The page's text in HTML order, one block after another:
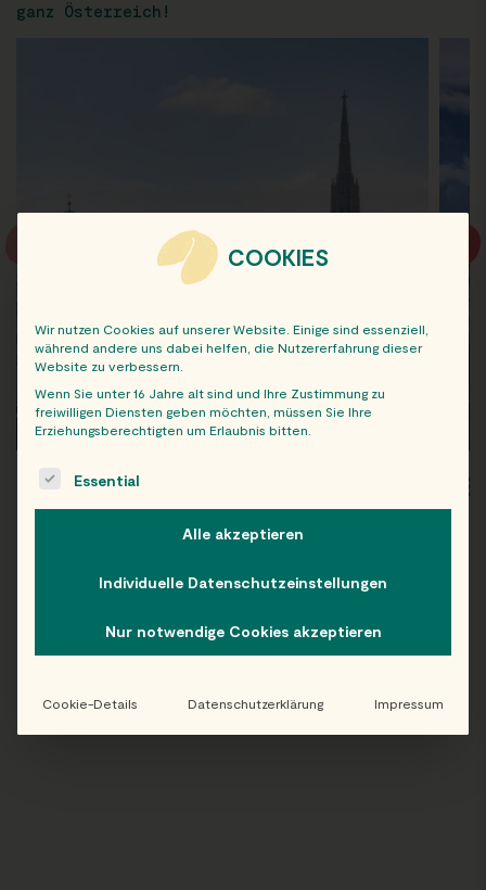
ganz Österreich!
WIEN
Folge uns auf Instagram!
COOKIES
Wir nutzen Cookies auf unserer Website. Einige sind essenziell,
während andere uns dabei helfen, die Nutzererfahrung dieser
Website zu verbessern.
Wenn Sie unter 16 Jahre alt sind und Ihre Zustimmung zu
freiwilligen Diensten geben möchten, müssen Sie Ihre
Erziehungsberechtigten um Erlaubnis bitten.
The following is a list of service groups for which consent
Essential
Alle akzeptieren
Individuelle Datenschutzeinstellungen
Nur notwendige Cookies akzeptieren
Cookie-Details Datenschutzerklärung Impressum